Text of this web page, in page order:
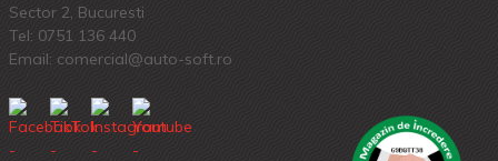
Sector 2, Bucuresti
Tel: 0751 136 440
Email: comercial@auto-soft.ro